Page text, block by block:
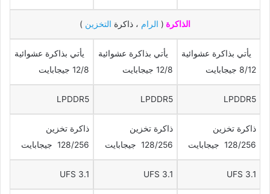
الذاكرة ( الرام ، ذاكرة التخزين )
يأتي بذاكرة عشوائية
8/12 جيجابايت
يأتي بذاكرة عشوائية
12/8 جيجابايت
يأتي بذاكرة عشوائية
12/8 جيجابايت
LPDDR5
LPDDR5
LPDDR5
ذاكرة تخزين
128/256 جيجابايت
ذاكرة تخزين
128/256 جيجابايت
ذاكرة تخزين
128/256 جيجابايت
UFS 3.1
UFS 3.1
UFS 3.1